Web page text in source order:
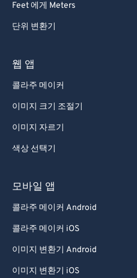
Feet 에게 Meters
단위 변환기
웹 앱
콜라주 메이커
이미지 크기 조절기
이미지 자르기
색상 선택기
모바일 앱
콜라주 메이커 Android
콜라주 메이커 iOS
이미지 변환기 Android
이미지 변환기 iOS